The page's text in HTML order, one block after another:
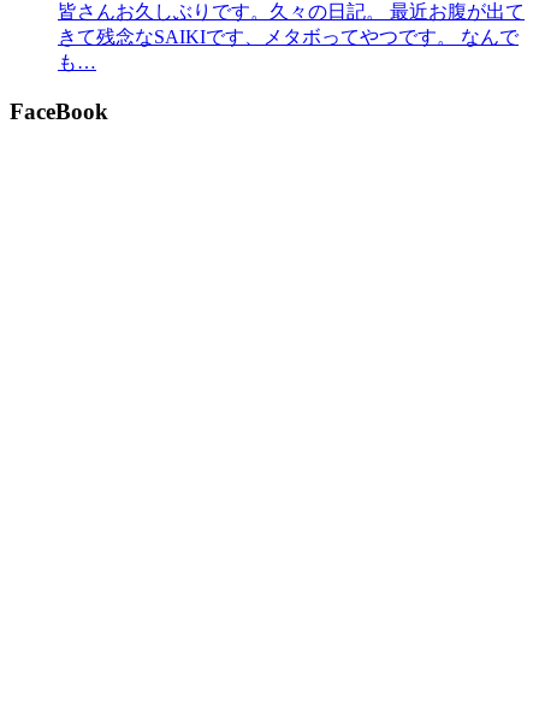
皆さんお久しぶりです。久々の日記。 最近お腹が出て
きて残念なSAIKIです、メタボってやつです。 なんで
も…
FaceBook